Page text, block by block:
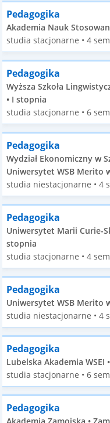
Pedagogika
Akademia Nauk
studia stacjonarne • 4
Pedagogika
Wyższa Szkoła
• I stopnia
studia stacjonarne • 6
Pedagogika
Wydział Ekonomiczny w
Uniwersytet WSB Merito
studia niestacjonarne • 4
Pedagogika
Uniwersytet Marii Curie-
stopnia
studia stacjonarne • 4
Pedagogika
Uniwersytet WSB Merito
studia niestacjonarne • 4
Pedagogika
Lubelska Akademia WSEI
studia stacjonarne • 6
Pedagogika